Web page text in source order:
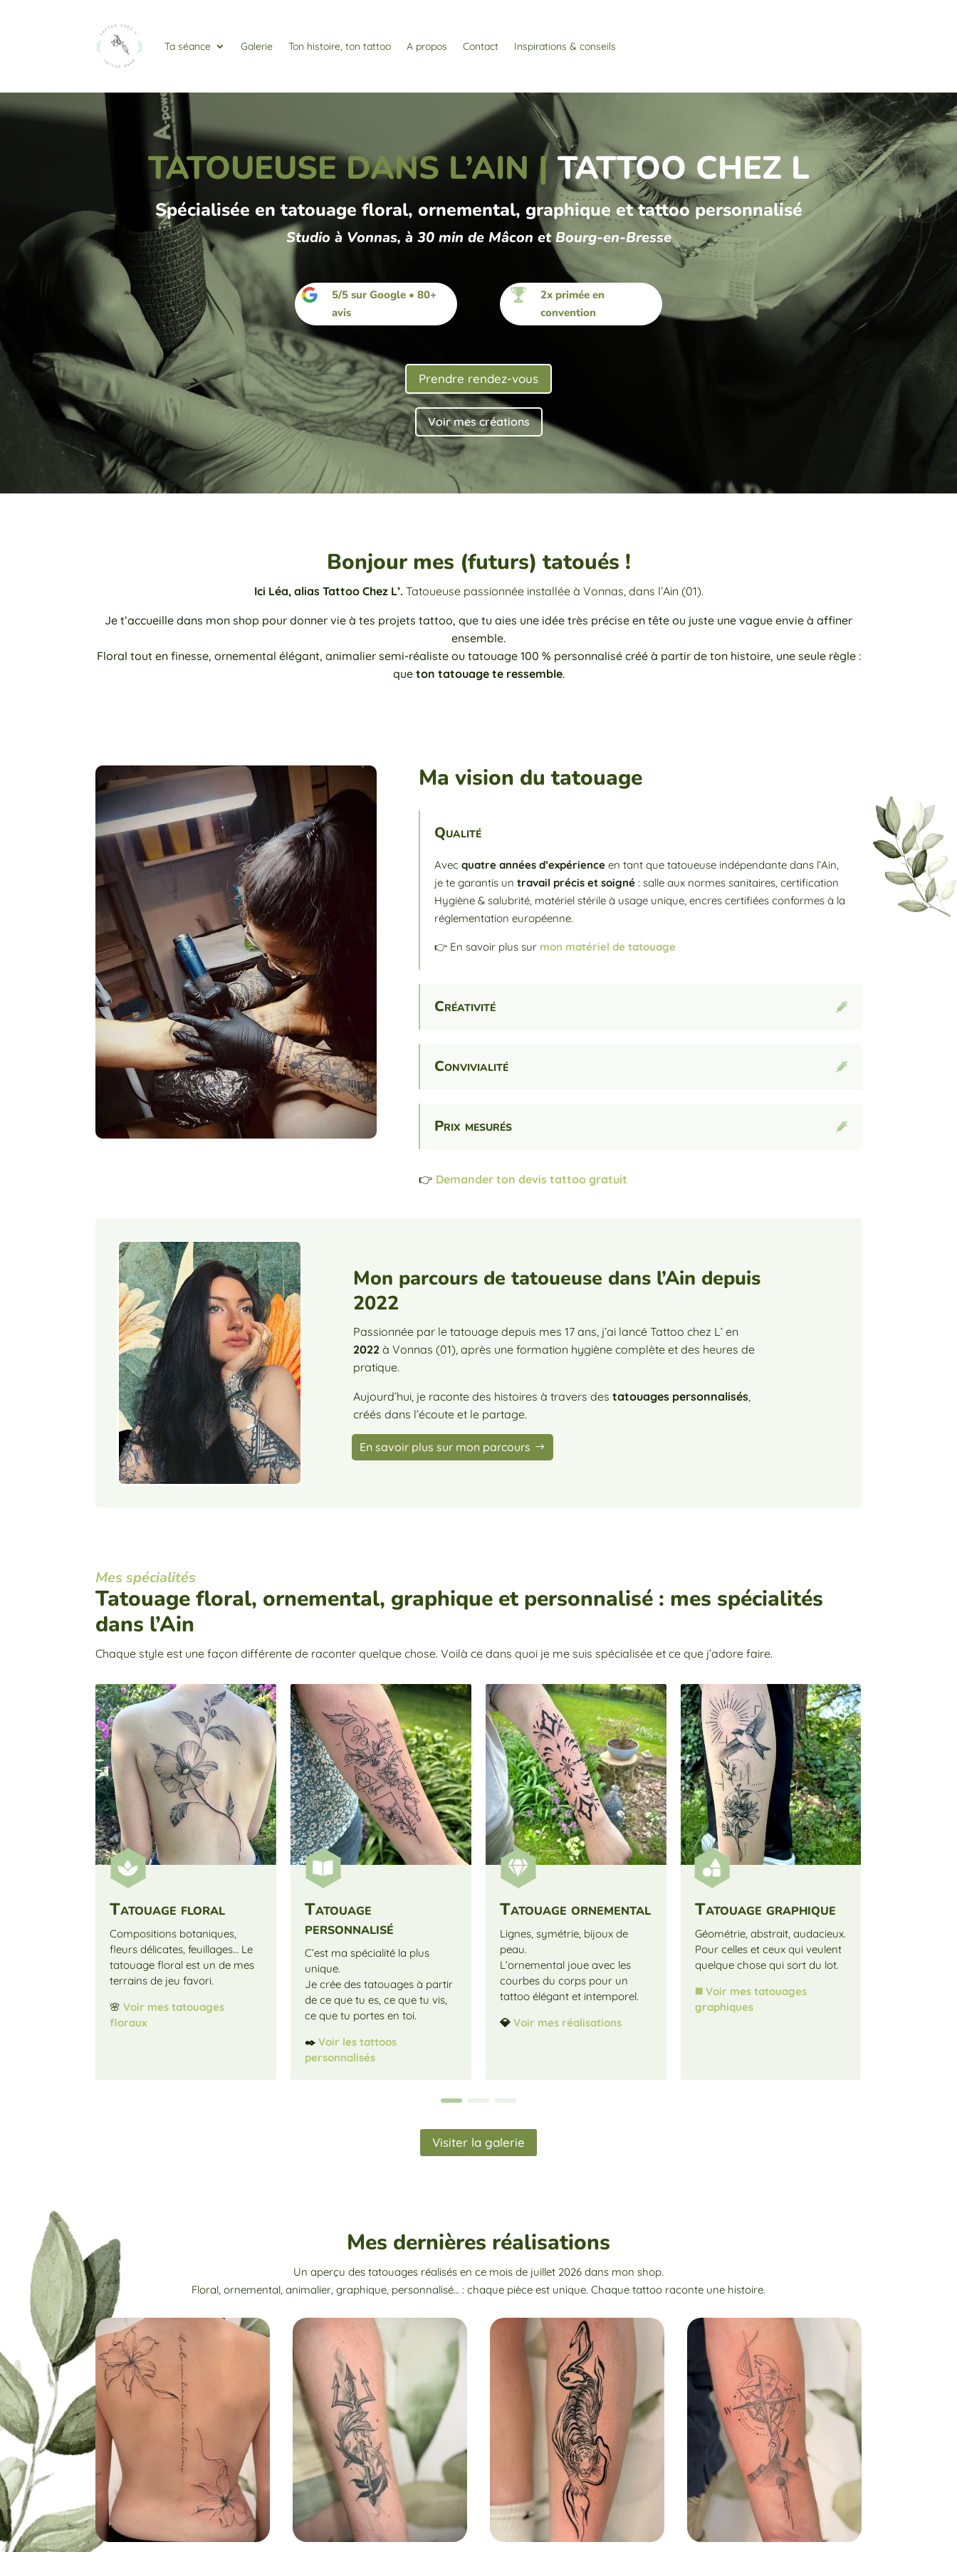
Ta séance Galerie Ton histoire, ton tattoo A propos Contact Inspirations & conseils
TATOUEUSE DANS L’AIN | TATTOO CHEZ L
Spécialisée en tatouage floral, ornemental, graphique et tattoo personnalisé
Studio à Vonnas, à 30 min de Mâcon et Bourg-en-Bresse
5/5 sur Google • 80+
avis
2x primée en
convention
Prendre rendez-vous
Voir mes créations
Bonjour mes (futurs) tatoués !
Ici Léa, alias Tattoo Chez L’. Tatoueuse passionnée installée à Vonnas, dans l’Ain (01).
Je t’accueille dans mon shop pour donner vie à tes projets tattoo, que tu aies une idée très précise en tête ou juste une vague envie à affiner
ensemble.
Floral tout en finesse, ornemental élégant, animalier semi-réaliste ou tatouage 100 % personnalisé créé à partir de ton histoire, une seule règle :
que ton tatouage te ressemble.
Ma vision du tatouage
Qualité
Avecquatre années d’expérience en tant que tatoueuse indépendante dans l’Ain,
je te garantis un travail précis et soigné : salle aux normes sanitaires, certification
Hygiène & salubrité, matériel stérile à usage unique, encres certifiées conformes à la
réglementation européenne.
👉 En savoir plus sur mon matériel de tatouage
Créativité
Convivialité
Prix mesurés
👉 Demander ton devis tattoo gratuit
Mon parcours de tatoueuse dans l’Ain depuis
2022
Passionnée par le tatouage depuis mes 17 ans, j’ai lancé Tattoo chez L’ en
2022 à Vonnas (01), après une formation hygiène complète et des heures de
pratique.
Aujourd’hui, je raconte des histoires à travers des tatouages personnalisés,
créés dans l’écoute et le partage.
En savoir plus sur mon parcours
Mes spécialités
Tatouage floral, ornemental, graphique et personnalisé : mes spécialités
dans l’Ain
Chaque style est une façon différente de raconter quelque chose. Voilà ce dans quoi je me suis spécialisée et ce que j’adore faire.

Tatouage floral
Compositions botaniques,
fleurs délicates, feuillages… Le
tatouage floral est un de mes
terrains de jeu favori.
🌸 Voir mes tatouages
floraux

Tatouage
personnalisé
C’est ma spécialité la plus
unique.
Je crée des tatouages à partir
de ce que tu es, ce que tu vis,
ce que tu portes en toi.
✒️Voir les tattoos
personnalisés

Tatouage ornemental
Lignes, symétrie, bijoux de
peau.
L’ornemental joue avec les
courbes du corps pour un
tattoo élégant et intemporel.
💎 Voir mes réalisations

Tatouage graphique
Géométrie, abstrait, audacieux.
Pour celles et ceux qui veulent
quelque chose qui sort du lot.
◼️ Voir mes tatouages
graphiques
Visiter la galerie
Mes dernières réalisations
Un aperçu des tatouages réalisés en ce mois de juillet 2026 dans mon shop.
Floral, ornemental, animalier, graphique, personnalisé… : chaque pièce est unique. Chaque tattoo raconte une histoire.